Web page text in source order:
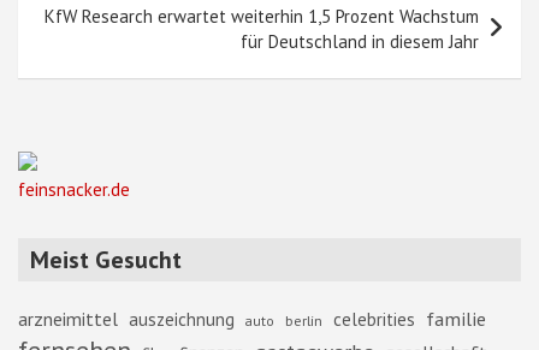
KfW Research erwartet weiterhin 1,5 Prozent Wachstum
für Deutschland in diesem Jahr
feinsnacker.de
Meist Gesucht
arzneimittel auszeichnung auto berlin celebrities familie